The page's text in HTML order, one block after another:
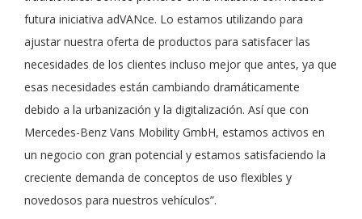
futura iniciativa adVANce. Lo estamos utilizando para
ajustar nuestra oferta de productos para satisfacer las
necesidades de los clientes incluso mejor que antes, ya que
esas necesidades están cambiando dramáticamente
debido a la urbanización y la digitalización. Así que con
Mercedes-Benz Vans Mobility GmbH, estamos activos en
un negocio con gran potencial y estamos satisfaciendo la
creciente demanda de conceptos de uso flexibles y
novedosos para nuestros vehículos”.